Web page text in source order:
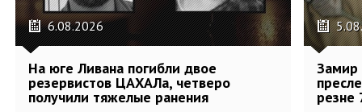
6.08.2026
На юге Ливана погибли двое
резервистов ЦАХАЛа, четверо
получили тяжелые ранения
Замир
резне